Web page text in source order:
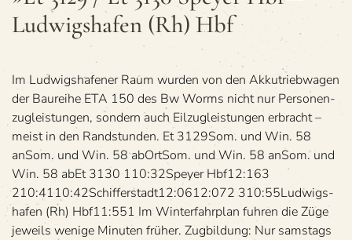
/
3130
Speyer
—
Ludwigshafen
(Rh) Hbf
Ludwigshafen (Rh) Hbf
Im Lud­wigs­ha­fe­ner Raum wur­den von den Akku­trieb­wa­gen
der Bau­reihe ETA 150 des Bw Worms nicht nur Per­so­nen­
zug­leis­tun­gen, son­dern auch Eil­zug­leis­tun­gen erbracht –
meist in den Randstunden. Et 3129Som. und Win. 58
anSom. und Win. 58 abOrtSom. und Win. 58 anSom. und
Win. 58 abEt 3130 110:32Speyer Hbf12:163
210:4110:42Schif­fer­stadt12:0612:072 310:55Lud­wigs­
ha­fen (Rh) Hbf11:551 Im Win­ter­fahr­plan fuh­ren die Züge
jeweils wenige Minu­ten früher. Zug­bil­dung: Nur sams­tags